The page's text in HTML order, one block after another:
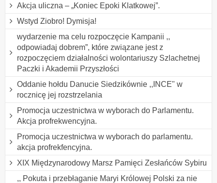
Akcja uliczna – „Koniec Epoki Klatkowej”.
Wstyd Ziobro! Dymisja!
wydarzenie ma celu rozpoczęcie Kampanii ,,
odpowiadaj dobrem”, które związane jest z
rozpoczęciem działalności wolontariuszy Szlachetnej
Paczki i Akademii Przyszłości
Oddanie hołdu Danucie Siedzikównie ,,INCE" w
rocznicę jej rozstrzelania
Promocja uczestnictwa w wyborach do Parlamentu.
Akcja profrekwencyjna.
Promocja uczestnictwa w wyborach do parlamentu.
akcja profrekfencyjna.
XIX Międzynarodowy Marsz Pamięci Zesłańców Sybiru
,, Pokuta i przebłaganie Maryi Królowej Polski za nie